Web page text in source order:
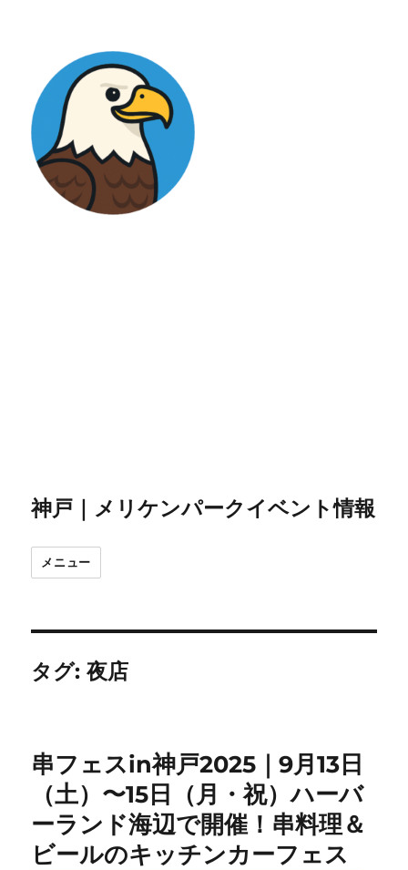
神戸｜メリケンパークイベント情報
メニュー
タグ:夜店
串フェスin神戸2025｜9月13日
（土）〜15日（月・祝）ハーバ
ーランド海辺で開催！串料理＆
ビールのキッチンカーフェス